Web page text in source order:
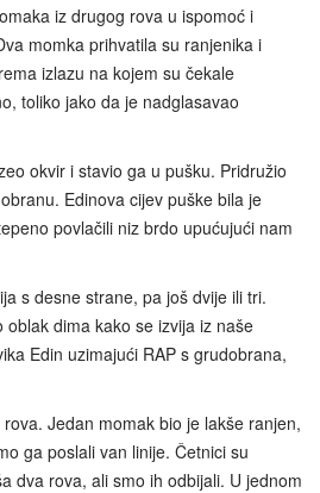
iz drugog rova u ispomoć i
momka prihvatila su ranjenika i
izlazu na kojem su čekale
toliko jako da je nadglasavao
okvir i stavio ga u pušku. Pridružio
Edinova cijev puške bila je
povlačili niz brdo upućujući nam
s desne strane, pa još dvije ili tri.
dima kako se izvija iz naše
Edin uzimajući RAP s grudobrana,
Jedan momak bio je lakše ranjen,
ga poslali van linije. Četnici su
dva rova, ali smo ih odbijali. U jednom